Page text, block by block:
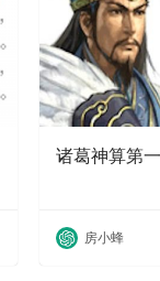
诸葛神算第
房小蜂